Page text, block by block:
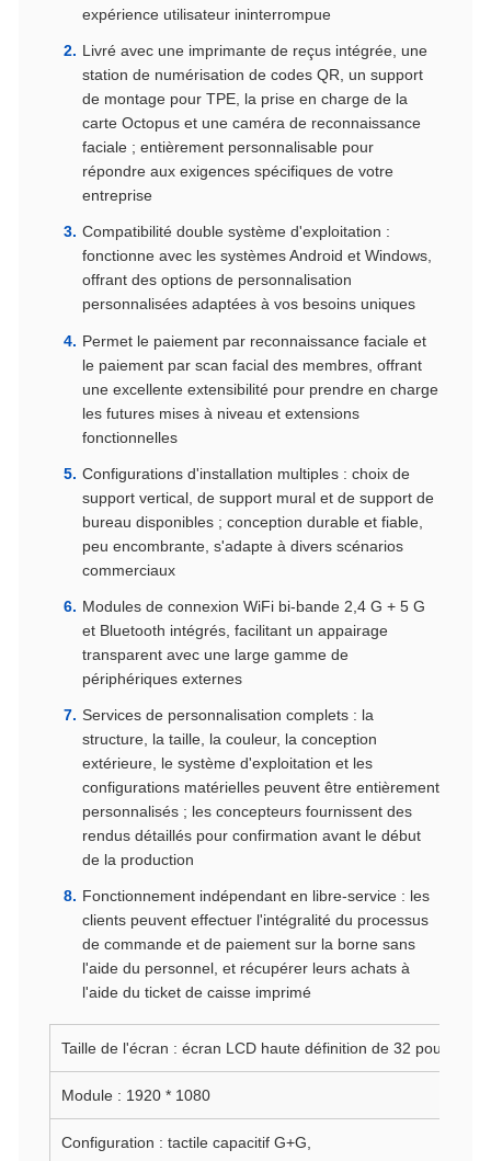
expérience utilisateur ininterrompue
Livré avec une imprimante de reçus intégrée, une
station de numérisation de codes QR, un support
de montage pour TPE, la prise en charge de la
carte Octopus et une caméra de reconnaissance
faciale ; entièrement personnalisable pour
répondre aux exigences spécifiques de votre
entreprise
Compatibilité double système d'exploitation :
fonctionne avec les systèmes Android et Windows,
offrant des options de personnalisation
personnalisées adaptées à vos besoins uniques
Permet le paiement par reconnaissance faciale et
le paiement par scan facial des membres, offrant
une excellente extensibilité pour prendre en charge
les futures mises à niveau et extensions
fonctionnelles
Configurations d'installation multiples : choix de
support vertical, de support mural et de support de
bureau disponibles ; conception durable et fiable,
peu encombrante, s'adapte à divers scénarios
commerciaux
Modules de connexion WiFi bi-bande 2,4 G + 5 G
et Bluetooth intégrés, facilitant un appairage
transparent avec une large gamme de
périphériques externes
Services de personnalisation complets : la
structure, la taille, la couleur, la conception
extérieure, le système d'exploitation et les
configurations matérielles peuvent être entièrement
personnalisés ; les concepteurs fournissent des
rendus détaillés pour confirmation avant le début
de la production
Fonctionnement indépendant en libre-service : les
clients peuvent effectuer l'intégralité du processus
de commande et de paiement sur la borne sans
l'aide du personnel, et récupérer leurs achats à
l'aide du ticket de caisse imprimé
Taille de l'écran : écran LCD haute définition de 32 pouces
Module : 1920 * 1080
Configuration : tactile capacitif G+G,